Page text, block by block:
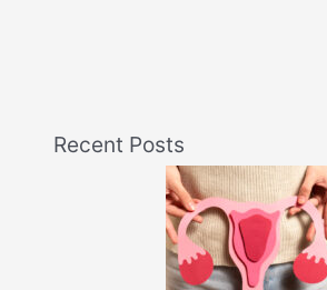
Recent Posts